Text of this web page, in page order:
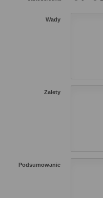
Wady
Zalety
Podsumowanie